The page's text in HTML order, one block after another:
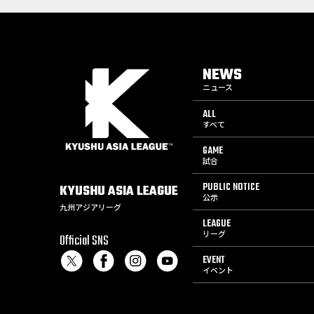
KYUSHUASIALEAGUE
九州アジアリーグ
Official SNS
NEWS
ニュース
ALL
すべて
GAME
試合
PUBLIC NOTICE
公示
LEAGUE
リーグ
EVENT
イベント